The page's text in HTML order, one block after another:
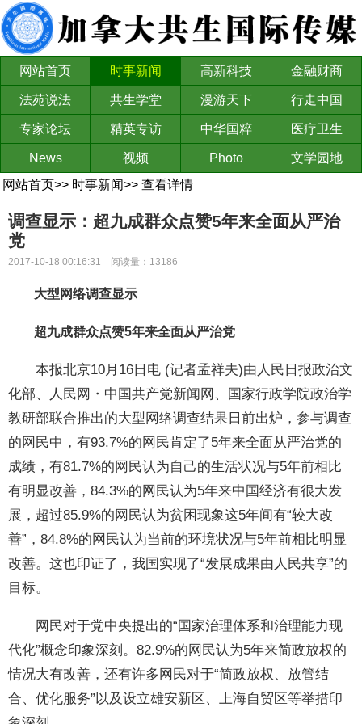
网站首页 时事新闻 高新科技 金融财商
法苑说法 共生学堂 漫游天下 行走中国
专家论坛 精英专访 中华国粹 医疗卫生
News 视频 Photo
文学园地
网站首页>> 时事新闻>> 查看详情
调查显示：超九成群众点赞5年来全面从严治
党
2017-10-18 00:16:31 阅读量：13186
大型网络调查显示
超九成群众点赞5年来全面从严治党
本报北京10月16日电 (记者孟祥夫)由人民日报政治文
化部、人民网・中国共产党新闻网、国家行政学院政治学
教研部联合推出的大型网络调查结果日前出炉，参与调查
的网民中，有93.7%的网民肯定了5年来全面从严治党的
成绩，有81.7%的网民认为自己的生活状况与5年前相比
有明显改善，84.3%的网民认为5年来中国经济有很大发
展，超过85.9%的网民认为贫困现象这5年间有“较大改
善”，84.8%的网民认为当前的环境状况与5年前相比明显
改善。这也印证了，我国实现了“发展成果由人民共享”的
目标。
网民对于党中央提出的“国家治理体系和治理能力现
代化”概念印象深刻。82.9%的网民认为5年来简政放权的
情况大有改善，还有许多网民对于“简政放权、放管结
合、优化服务”以及设立雄安新区、上海自贸区等举措印